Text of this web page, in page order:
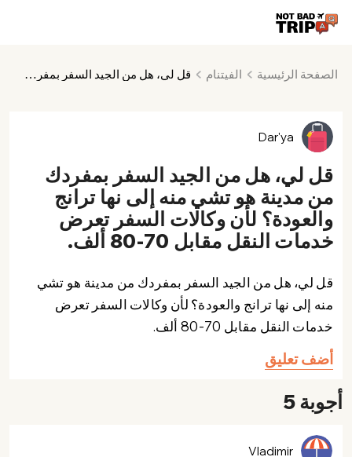
الصفحة الرئيسية الفيتنام قل لي، هل من الجيد السفر بمفردك من مدينة هو تشي منه إلى نها ترانج والعودة؟ لأن وكالات السفر تعرض خدمات النقل مقابل 70-80 ألف.
Dar'ya
قل لي، هل من الجيد السفر بمفردك
من مدينة هو تشي منه إلى نها ترانج
والعودة؟ لأن وكالات السفر تعرض
خدمات النقل مقابل 70-80 ألف.
قل لي، هل من الجيد السفر بمفردك من مدينة هو تشي
منه إلى نها ترانج والعودة؟ لأن وكالات السفر تعرض
خدمات النقل مقابل 70-80 ألف.
أضف تعليق
أجوبة 5
Vladimir